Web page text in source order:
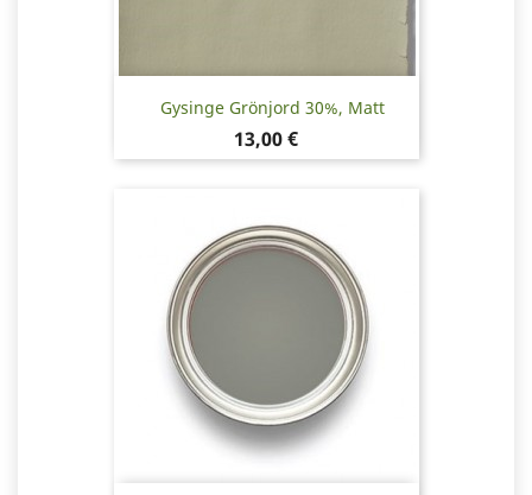
Gysinge Grönjord 30%, Matt
Pris
13,00 €